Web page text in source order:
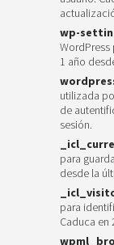
wp-
WordPress
1 año
utilizada
de
sesión.
para
desde la
para
Caduca en